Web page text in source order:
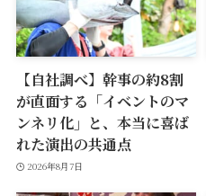
【自社調べ】幹事の約8割
が直面する「イベントのマ
ンネリ化」と、本当に喜ば
れた演出の共通点
2026年8月7日